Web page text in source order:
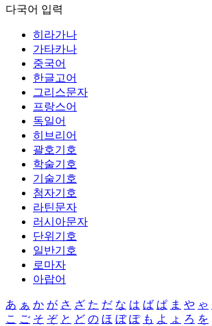
다국어 입력
히라가나
가타카나
중국어
한글고어
그리스문자
프랑스어
독일어
히브리어
괄호기호
학술기호
기술기호
첨자기호
라틴문자
러시아문자
단위기호
일반기호
로마자
아랍어
あ ぁ か が さ ざ た だ な は ば ぱ ま や ゃ
こ ご そ ぞ と ど の ほ ぼ ぽ も よ ょ ろ を